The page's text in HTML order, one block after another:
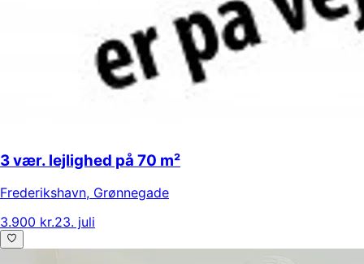
3 vær. lejlighed på 70 m²
Frederikshavn, Grønnegade
3.900 kr.23. juli